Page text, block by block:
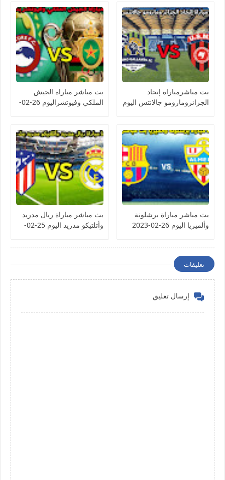
بث مباشرمباراة إتحاد
الجزائرومارومو جالانتس اليوم
بث مباشر مباراة الجيش
الملكي وفيوتشراليوم 26-02-
بث مباشر مباراة برشلونة
وألميريا اليوم 26-02-2023
بث مباشر مباراة ريال مدريد
وأتلتيكو مدريد اليوم 25-02-
تعليقات
إرسال تعليق